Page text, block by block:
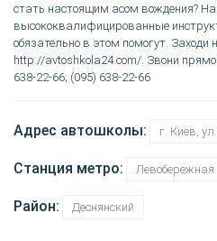
стать настоящим асом вождения?
высококвалифицированные
обязательно в этом помогут. Заходи
http://avtoshkola24.com/. Звони прямо
638-22-66; (095) 638-22-66
Адрес автошколы: г. Киев,
Станция метро: Левобережная
Район: Деснянский